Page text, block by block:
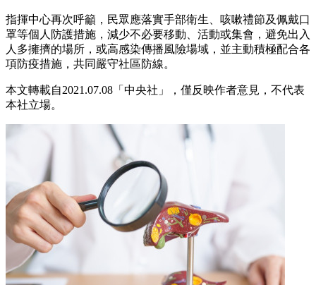
指揮中心再次呼籲，民眾應落實手部衛生、咳嗽禮節及佩戴口
罩等個人防護措施，減少不必要移動、活動或集會，避免出入
人多擁擠的場所，或高感染傳播風險場域，並主動積極配合各
項防疫措施，共同嚴守社區防線。
本文轉載自2021.07.08「中央社」
，僅反映作者意見，不代表
本社立場。